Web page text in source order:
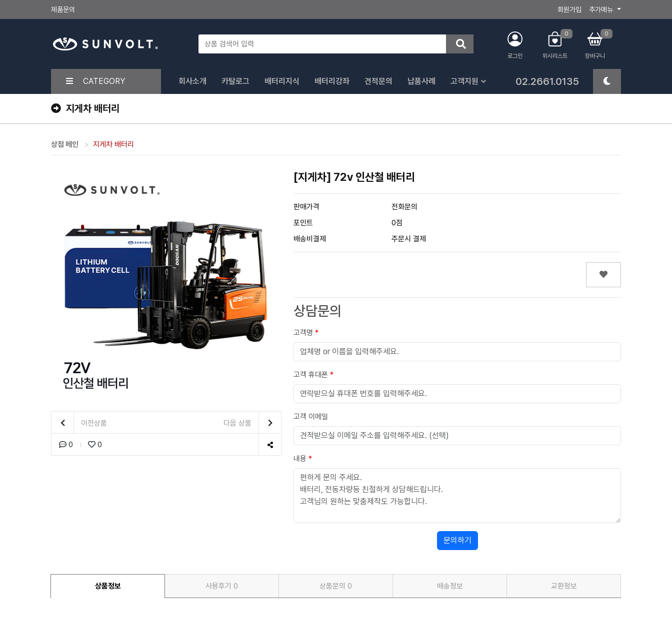
제품문의 회원가입 추가메뉴
로그인
0
위시리스트
0
장바구니
CATEGORY 회사소개 카탈로그 배터리지식 배터리강좌 견적문의 납품사례 고객지원 02.2661.0135
지게차 배터리
상점 메인 지게차 배터리
이전상품 다음 상품
0 0
[지게차] 72v 인산철 배터리
판매가격
전화문의
포인트
0점
배송비결제
주문시 결제
상담문의
고객명 *
고객 휴대폰 *
고객 이메일
내용 *
문의하기
상품정보 사용후기 0 상품문의 0 배송정보 교환정보